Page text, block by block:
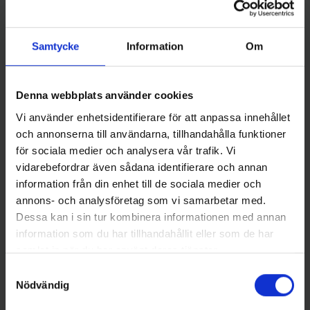
Samtycke Information Om
Denna webbplats använder cookies
Vi använder enhetsidentifierare för att anpassa innehållet
och annonserna till användarna, tillhandahålla funktioner
för sociala medier och analysera vår trafik. Vi
vidarebefordrar även sådana identifierare och annan
information från din enhet till de sociala medier och
annons- och analysföretag som vi samarbetar med.
Dessa kan i sin tur kombinera informationen med annan
information som du har tillhandahållit eller som de har
samlat in när du har använt deras tjänster.
Nödvändig
Gamakatsu
Gamakatsu Treble 13B Trekrok
149 kr
Gamakatsu
Gamakatsu Treble 13B Trekrok
strl. 4, 10-pack
149 kr
16 andra produkter i samma kategori: